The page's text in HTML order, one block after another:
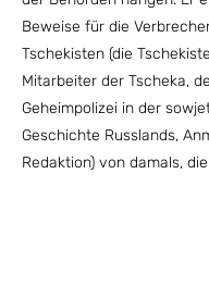
Beweise für die
Tschekisten (die
Mitarbeiter der Tscheka,
Geheimpolizei in der
Geschichte Russlands,
Redaktion) von damals,